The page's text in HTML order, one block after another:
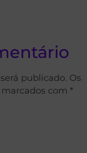
publicado. Os
com *